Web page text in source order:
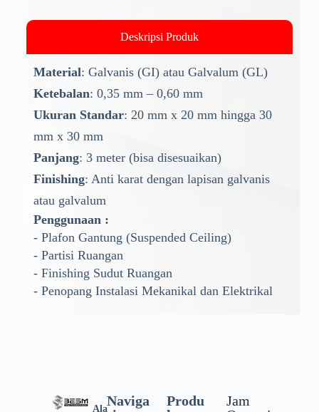
Deskripsi Produk
Material: Galvanis (GI) atau Galvalum (GL)
Ketebalan: 0,35 mm – 0,60 mm
Ukuran Standar: 20 mm x 20 mm hingga 30
mm x 30 mm
Panjang: 3 meter (bisa disesuaikan)
Finishing: Anti karat dengan lapisan galvanis
atau galvalum
Penggunaan :
- Plafon Gantung (Suspended Ceiling)
- Partisi Ruangan
- Finishing Sudut Ruangan
- Penopang Instalasi Mekanikal dan Elektrikal
Ala
Naviga
Produ
Jam